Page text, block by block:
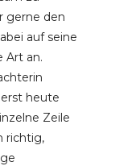
gerne den
auf seine
Art an.
heute
Zeile
richtig,